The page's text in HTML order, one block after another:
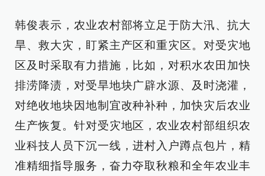
韩俊表示，农业农村部将立足于防大汛、抗大
旱、救大灾，盯紧主产区和重灾区。对受灾地
区及时采取有力措施，比如，对积水农田加快
排涝降渍，对受旱地块广辟水源、及时浇灌，
对绝收地块因地制宜改种补种，加快灾后农业
生产恢复。针对受灾地区，农业农村部组织农
业科技人员下沉一线，进村入户蹲点包片，精
准精细指导服务，奋力夺取秋粮和全年农业丰